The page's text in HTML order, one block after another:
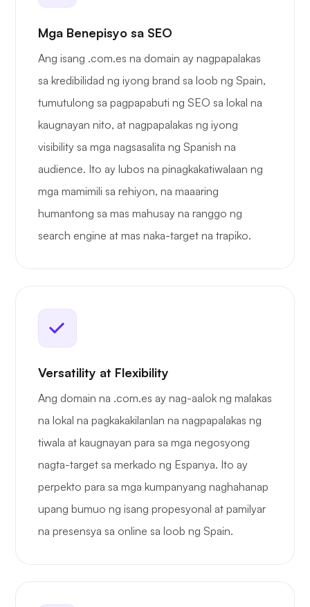
Mga Benepisyo sa SEO
Ang isang .com.es na domain ay nagpapalakas
sa kredibilidad ng iyong brand sa loob ng Spain,
tumutulong sa pagpapabuti ng SEO sa lokal na
kaugnayan nito, at nagpapalakas ng iyong
visibility sa mga nagsasalita ng Spanish na
audience. Ito ay lubos na pinagkakatiwalaan ng
mga mamimili sa rehiyon, na maaaring
humantong sa mas mahusay na ranggo ng
search engine at mas naka-target na trapiko.
Versatility at Flexibility
Ang domain na .com.es ay nag-aalok ng malakas
na lokal na pagkakakilanlan na nagpapalakas ng
tiwala at kaugnayan para sa mga negosyong
nagta-target sa merkado ng Espanya. Ito ay
perpekto para sa mga kumpanyang naghahanap
upang bumuo ng isang propesyonal at pamilyar
na presensya sa online sa loob ng Spain.